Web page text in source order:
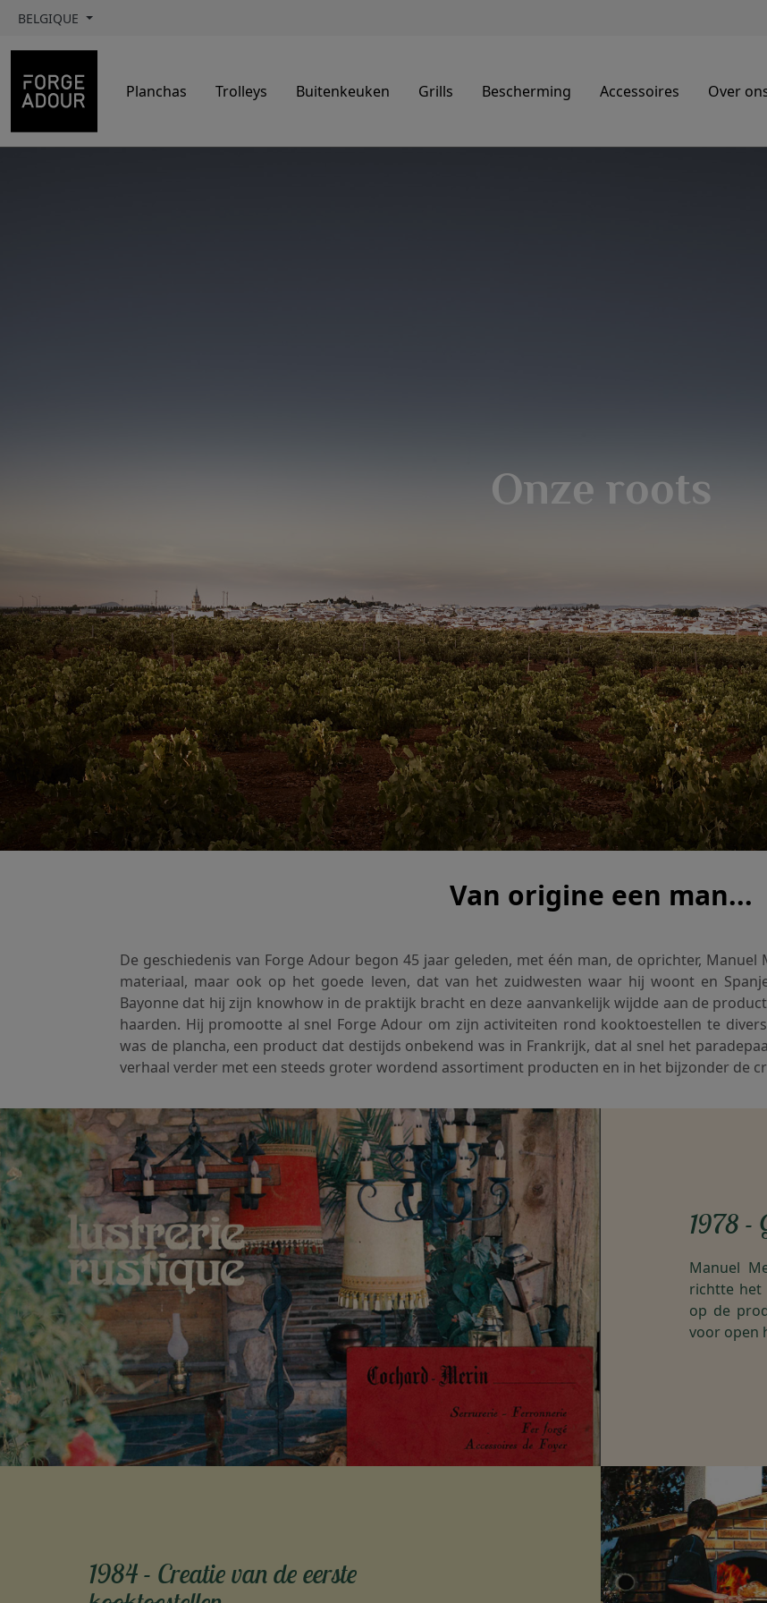
BELGIQUE
Planchas Trolleys Buitenkeuken Grills Bescherming Accessoires Over
Onze roots
Van origine een man...
De geschiedenis van Forge Adour begon 45 jaar geleden, met één man, de oprichter,
materiaal, maar ook op het goede leven, dat van het zuidwesten waar hij woont en
Bayonne dat hij zijn knowhow in de praktijk bracht en deze aanvankelijk wijdde aan de
haarden. Hij promootte al snel Forge Adour om zijn activiteiten rond kooktoestellen te
was de plancha, een product dat destijds onbekend was in Frankrijk, dat al snel het
verhaal verder met een steeds groter wordend assortiment producten en in het bijzonder de
1978 -
Manuel
richtte het
op de
voor open
1984 - Creatie van de eerste